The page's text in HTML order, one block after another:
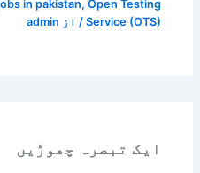
in pakistan, Open Testing
Service (OTS) / از admin
ایک تبصرہ چھوڑیں